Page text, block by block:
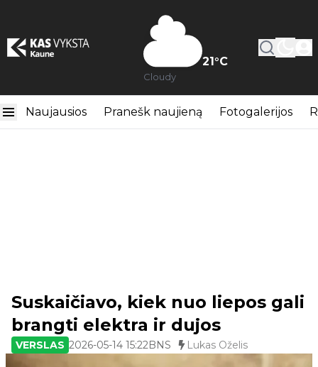
21°C
Cloudy
Naujausios Pranešk naujieną Fotogalerijos
Suskaičiavo, kiek nuo liepos gali
brangti elektra ir dujos
VERSLAS 2026-05-14 15:22BNS Lukas Oželis